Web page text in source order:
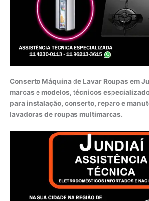
Conserto Máquina de Lavar Roupas em
marcas e modelos, técnicos
para instalação, conserto, reparo e
lavadoras de roupas multimarcas.